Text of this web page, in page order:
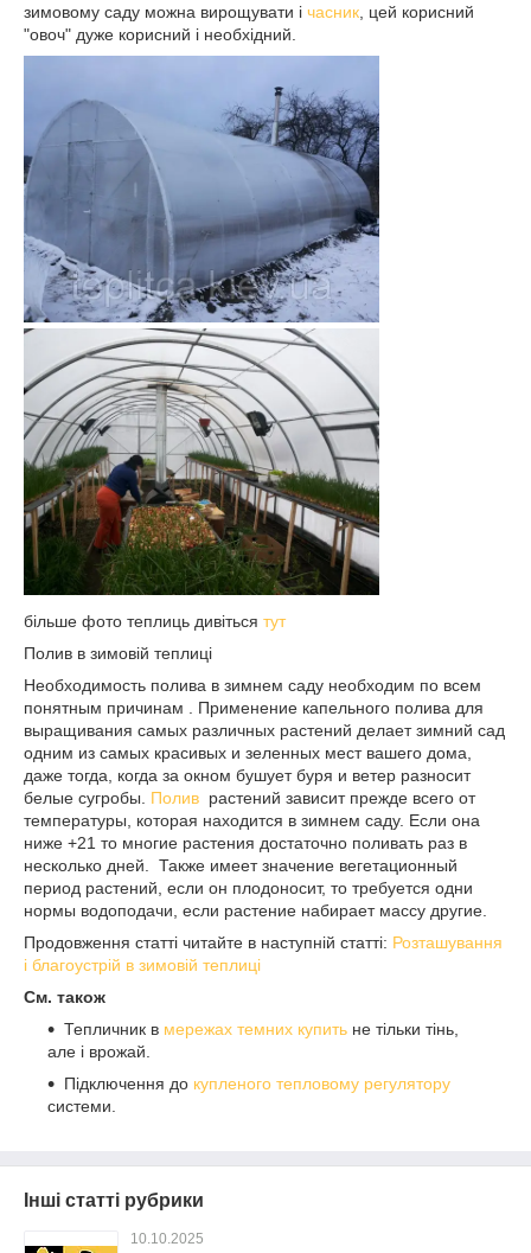
зимовому саду можна вирощувати і часник , цей корисний
"овоч" дуже корисний і необхідний.
більше фото теплиць дивіться тут
Полив в зимовій теплиці
Необходимость полива в зимнем саду необходим по всем
понятным причинам . Применение капельного полива для
выращивания самых различных растений делает зимний сад
одним из самых красивых и зеленных мест вашего дома,
даже тогда, когда за окном бушует буря и ветер разносит
белые сугробы. Полив растений зависит прежде всего от
температуры, которая находится в зимнем саду. Если она
ниже +21 то многие растения достаточно поливать раз в
несколько дней. Также имеет значение вегетационный
период растений, если он плодоносит, то требуется одни
нормы водоподачи, если растение набирает массу другие.
Продовження статті читайте в наступній статті: Розташування
і благоустрій в зимовій теплиці
См. також
Тепличник в мережах темних купить не тільки тінь,
але і врожай.
Підключення до купленого тепловому регулятору
системи.
Інші статті рубрики
10.10.2025